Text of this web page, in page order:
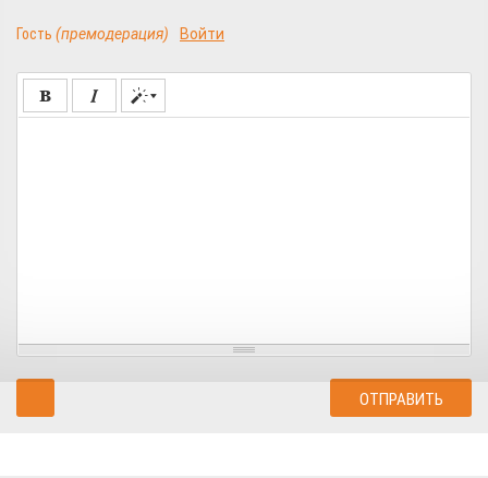
Гость (премодерация) Войти